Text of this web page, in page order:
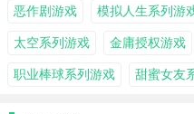
恶作剧游戏 模拟人生系列游
太空系列游戏 金庸授权游戏
职业棒球系列游戏 甜蜜女友